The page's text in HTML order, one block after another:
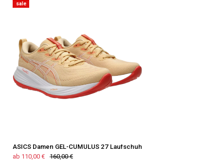
sale
ASICS Damen GEL-CUMULUS 27 Laufschuh
ab 110,00 €
160,00 €